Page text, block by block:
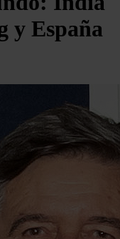
y España